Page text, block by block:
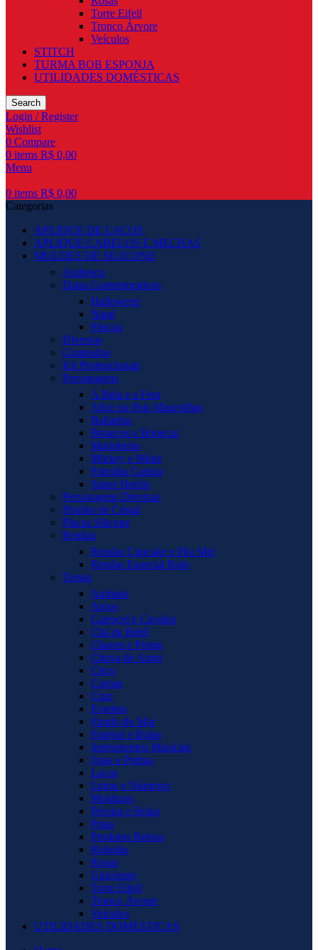
Torre Eifell
Tronco Árvore
Veículos
STITCH
TURMA BOB ESPONJA
UTILIDADES DOMÉSTICAS
Search
Login / Register
Wishlist
0 Compare
0 items R$ 0,00
Menu
0 items R$ 0,00
Categorias
APLIQUE DE LAÇOS
APLIQUE CABELOS E MECHAS
MOLDES DE SILICONE
Arabesco
Datas Comemorativas
Halloween
Natal
Páscoa
Diversos
Grapeados
Kit Promocionais
Personagens
A Bela e a Fera
Alice no País Maravilhas
Bailarina
Bonecos e Bonecas
Marinheiro
Mickey e Minie
Patrulha Canina
Super Heróis
Personagens Diversas
Pirulito de Cristal
Placas Silicone
Rendas
Rendas Cupcake e Pão Mel
Rendas Especial Bolo
Temas
Animais
Anjos
Carrocel e Cavalos
Chá de Bebê
Chaves e Portas
Chuva de Amor
Circo
Coroas
Cruz
Eventos
Fundo do Mar
Futebol e Bolas
Instrumentos Musicais
Joias e Pedras
Laços
Letras e Números
Molduras
Pérolas e Bolas
Praia
Produtos Beleza
Religião
Rosas
Unicórnio
Torre Eifell
Tronco Árvore
Veículos
UTILIDADES DOMÉSTICAS